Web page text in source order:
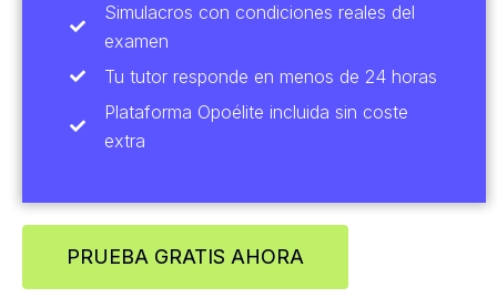
Simulacros con condiciones reales del
examen
Tu tutor responde en menos de 24 horas
Plataforma Opoélite incluida sin coste
extra
PRUEBA GRATIS AHORA